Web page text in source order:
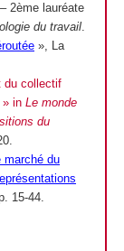
2ème lauréate
du travail.
», La
du collectif
» in Le monde
du
marché du
15-44.